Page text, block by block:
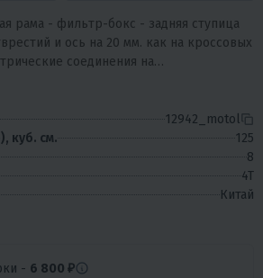
и ось на 20 мм. как на кроссовых
12942_motol
куб. см.
125
8
4T
Китай
- 6 800 ₽